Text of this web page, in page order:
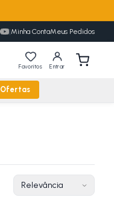
|Minha ContaMeus Pedidos
Favoritos Entrar
Ofertas